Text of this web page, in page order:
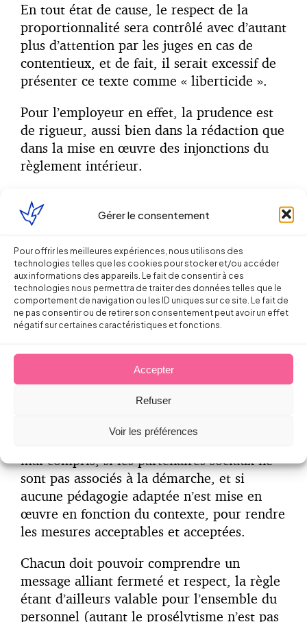
Gérer le consentement
Pour offrir les meilleures expériences, nous utilisons des
technologies telles que les cookies pour stocker et/ou accéder
aux informations des appareils. Le fait de consentir à ces
technologies nous permettra de traiter des données telles que le
comportement de navigation ou les ID uniques sur ce site. Le fait de
ne pas consentir ou de retirer son consentement peut avoir un effet
négatif sur certaines caractéristiques et fonctions.
Accepter
Refuser
Voir les préférences
En tout état de cause, le respect de la
proportionnalité sera contrôlé avec d’autant
plus d’attention par les juges en cas de
contentieux, et de fait, il serait excessif de
présenter ce texte comme « liberticide ».
Pour l’employeur en effet, la prudence est
de rigueur, aussi bien dans la rédaction que
dans la mise en œuvre des injonctions du
règlement intérieur.
En outre, qu’il s’agisse de règles inscrites ou
à inscrire dans le règlement intérieur lui-
charte à caractère général et permanent, il
conviendra d’être vigilant au respect du
formalisme prévu aux articles L1321-4 et
suivants du Code du travail (cf. information
et consultation pour avis préalable du CE,
l’Inspection du travail ; dépôt au greffe du
Conseil de prud’hommes ; affichage sur le
Enfin, réglementer pour réglementer a
toutes les chances d’être contre-productif et
mal compris, si les partenaires sociaux ne
sont pas associés à la démarche, et si
aucune pédagogie adaptée n’est mise en
œuvre en fonction du contexte, pour rendre
les mesures acceptables et acceptées.
Chacun doit pouvoir comprendre un
message alliant fermeté et respect, la règle
étant d’ailleurs valable pour l’ensemble du
personnel (autant le prosélytisme n’est pas